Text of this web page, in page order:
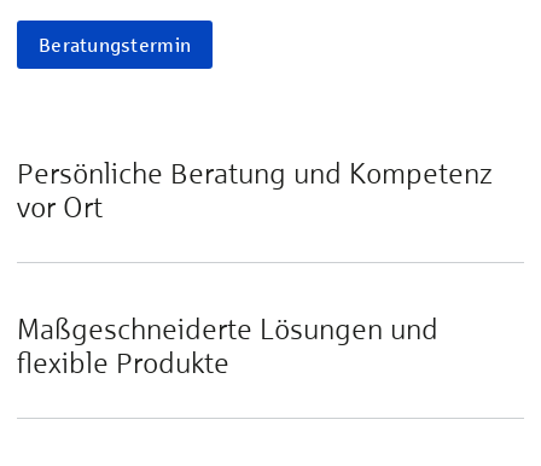
Beratungstermin
Persönliche Beratung und Kompetenz
vor Ort
Maßgeschneiderte Lösungen und
flexible Produkte